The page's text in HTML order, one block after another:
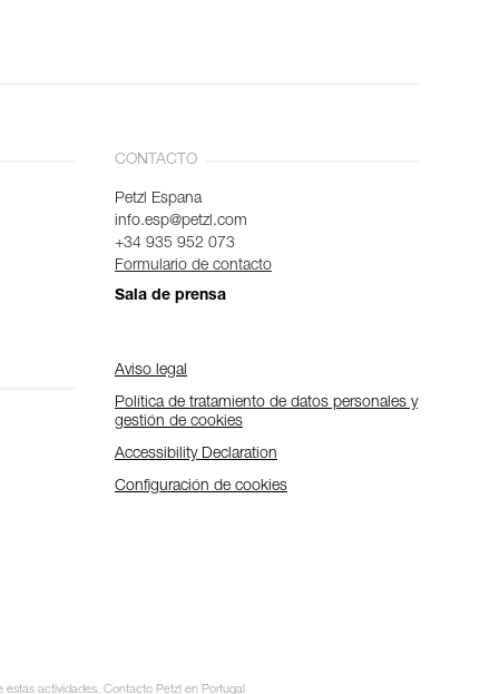
CONTACTO
Petzl Espana
info.esp@petzl.com
+34 935 952 073
Formulario de contacto
Sala de prensa
Aviso legal
Política de tratamiento de datos personales y
gestión de cookies
Accessibility Declaration
Configuración de cookies
actividades. Contacto Petzl en Portugal